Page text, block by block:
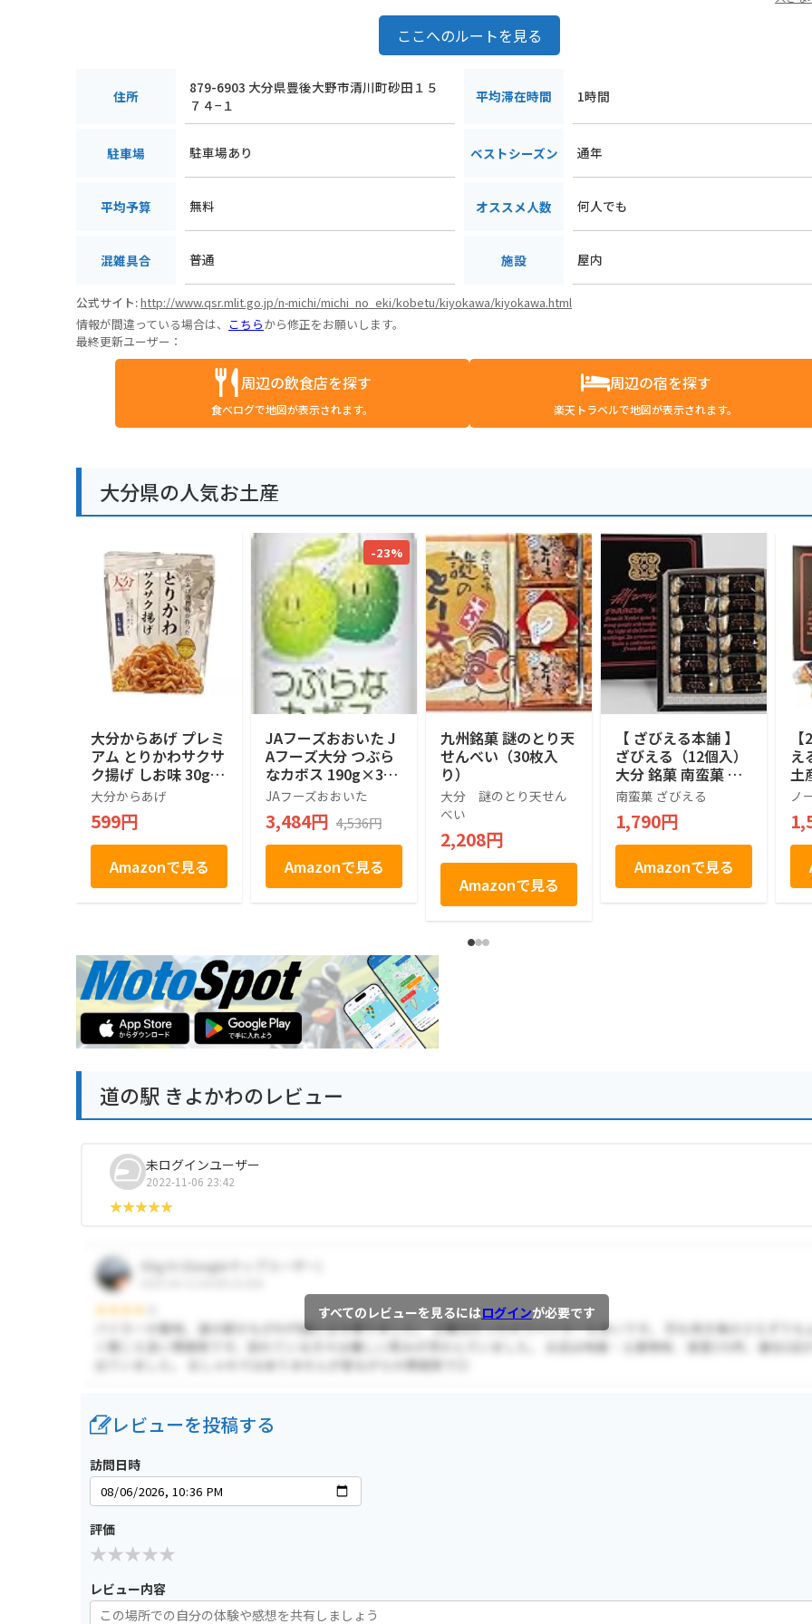
ここへのルートを見る
住所
879-6903 大分県豊後大野市清川町砂田１５
７４−１
平均滞在時間 1時間
駐車場 駐車場あり ベストシーズン 通年
平均予算 無料 オススメ人数 何人でも
混雑具合 普通 施設 屋内
公式サイト:http://www.qsr.mlit.go.jp/n-michi/michi_no_eki/kobetu/kiyokawa/kiyokawa.html
情報が間違っている場合は、 こちらから修正をお願いします。
最終更新ユーザー：
周辺の飲食店を探す
食べログで地図が表示されます。
周辺の宿を探す
楽天トラベルで地図が表示されます。
大分県の人気お土産
大分からあげ プレミ
アム とりかわサクサ
ク揚げ しお味 30g
おつまみ おやつ ス
ナック からあげ専門
店
大分からあげ
599円
Amazonで見る
-23%
JAフーズおおいた J
Aフーズ大分 つぶら
なカボス 190g×30
本
JAフーズおおいた
3,484円 4,536円
Amazonで見る
九州銘菓 謎のとり天
せんべい（30枚入
り）
大分 謎のとり天せん
べい
2,208円
Amazonで見る
【 ざびえる本舗 】
ざびえる（12個入）
大分 銘菓 南蛮菓 和
洋折衷菓子
南蛮菓 ざびえる
1,790円
Amazonで見る
え
土
ノ
道の駅 きよかわのレビュー
未ログインユーザー
2022-11-06 23:42
すべてのレビューを見るにはログインが必要です
レビューを投稿する
訪問日時
評価
レビュー内容